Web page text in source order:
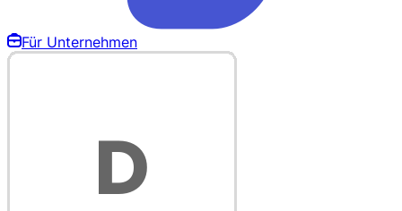
Für Unternehmen